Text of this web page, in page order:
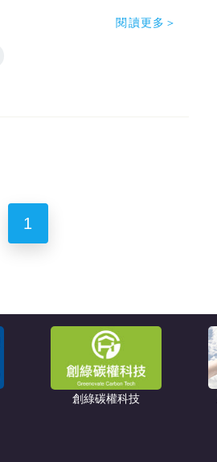
閱讀更多＞
1
創綠碳權科技